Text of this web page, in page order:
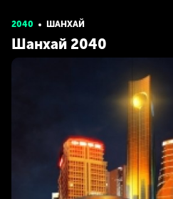
2040 ШАНХАЙ
Шанхай 2040